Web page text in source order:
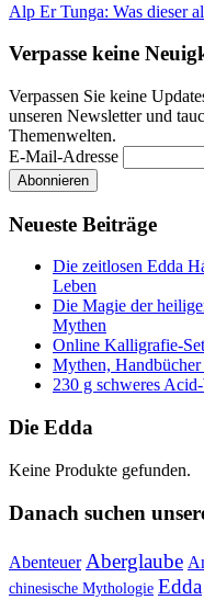
Next
Alp Er Tunga: Was dieser
Verpasse keine
Verpassen Sie keine
unseren Newsletter und
Themenwelten.
E-Mail-Adresse
Neueste Beiträge
Die zeitlosen Edda
Leben
Die Magie der
Mythen
Online
Mythen,
230 g schweres
Die Edda
Keine Produkte gefunden.
Danach suchen
Abenteuer Aberglaube
chinesische Mythologie Edda